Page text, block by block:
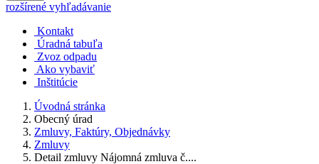
rozšírené vyhľadávanie
Kontakt
Úradná tabuľa
Zvoz odpadu
Ako vybaviť
Inštitúcie
Úvodná stránka
Obecný úrad
Zmluvy, Faktúry, Objednávky
Zmluvy
Detail zmluvy Nájomná zmluva č....